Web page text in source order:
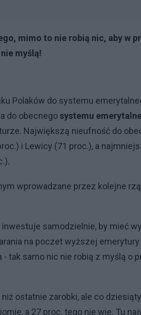
mimo to nie robią nic, aby w
myślą!
Polaków do systemu
do obecnego systemu
Największą nieufność do
i Lewicy (71 proc.), a
wprowadzane przez kolejne
inwestuje samodzielnie, by mieć
na poczet wyższej
tak samo nic nie robią z myślą o
ostatnie zarobki, ale co
a 27 proc. tego nie wie. Tu